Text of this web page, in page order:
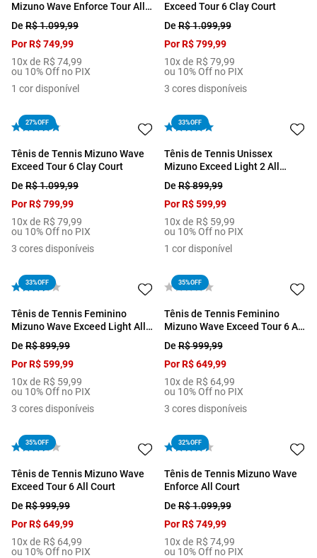
Mizuno Wave Enforce Tour All
Court
De R$1.099,99
PorR$749,99
10x de R$ 74,99
ou 10% Off no PIX
1 cor disponível
Exceed Tour 6 Clay Court
DeR$1.099,99
PorR$ 799,99
10x de R$ 79,99
ou 10% Off no PIX
3 cores disponíveis
27%OFF
Tênis de Tennis Mizuno Wave
Exceed Tour 6 Clay Court
De R$1.099,99
PorR$799,99
10x de R$ 79,99
ou 10% Off no PIX
3 cores disponíveis
33%OFF
Tênis de Tennis Unissex
Mizuno Exceed Light 2 All
Court
DeR$899,99
PorR$ 599,99
10x de R$ 59,99
ou 10% Off no PIX
1 cor disponível
33%OFF
Tênis de Tennis Feminino
Mizuno Wave Exceed Light All
Court
De R$899,99
PorR$599,99
10x de R$ 59,99
ou 10% Off no PIX
3 cores disponíveis
35%OFF
Tênis de Tennis Feminino
Mizuno Wave Exceed Tour 6 All
Court
DeR$999,99
PorR$ 649,99
10x de R$ 64,99
ou 10% Off no PIX
3 cores disponíveis
35%OFF
Tênis de Tennis Mizuno Wave
Exceed Tour 6 All Court
De R$999,99
PorR$649,99
10x de R$ 64,99
ou 10% Off no PIX
32%OFF
Tênis de Tennis Mizuno Wave
Enforce All Court
DeR$1.099,99
PorR$ 749,99
10x de R$ 74,99
ou 10% Off no PIX